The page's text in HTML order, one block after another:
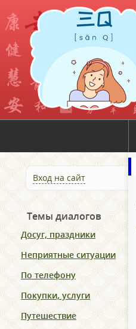
Вход на сайт
Темы диалогов
Досуг, праздники
Неприятные ситуации
По телефону
Покупки, услуги
Путешествие